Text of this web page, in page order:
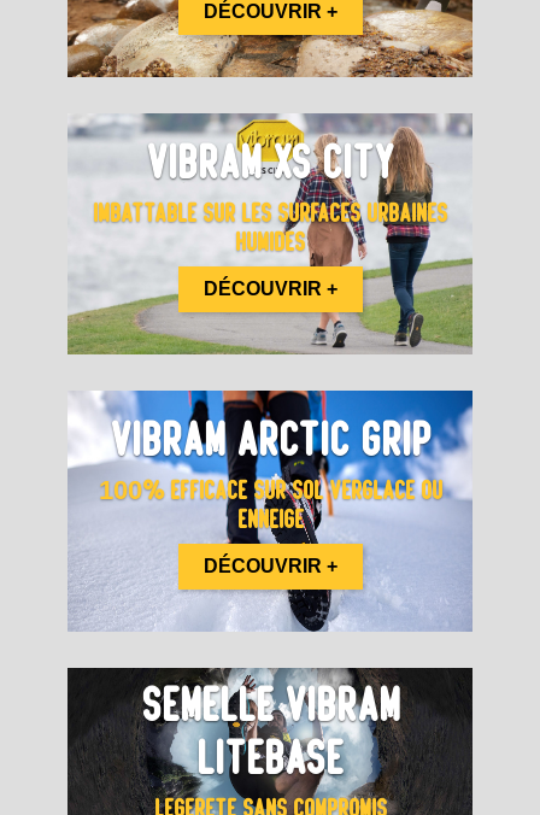
DÉCOUVRIR +
VIBRAM XS CITY
IMBATTABLE SUR LES SURFACES URBAINES
HUMIDES
DÉCOUVRIR +
VIBRAM ARCTIC GRIP
100% EFFICACE SUR SOL VERGLACE OU
ENNEIGE
DÉCOUVRIR +
SEMELLE VIBRAM
LITEBASE
LÉGÈRETÉ SANS COMPROMIS